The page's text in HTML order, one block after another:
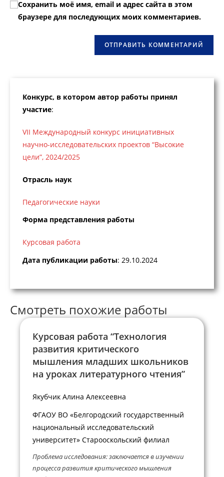
прокомментировать
веб-
сайта
Сохранить моё имя, email и адрес сайта в этом
браузере для последующих моих комментариев.
Конкурс, в котором автор работы принял
участие:
VII Международный конкурс инициативных
научно-исследовательских проектов “Высокие
цели”, 2024/2025
Отрасль наук
Педагогические науки
Форма представления работы
Курсовая работа
Дата публикации работы: 29.10.2024
Смотреть похожие работы
Курсовая работа “Технология
развития критического
мышления младших школьников
на уроках литературного чтения”
Якубчик Алина Алексеевна
ФГАОУ ВО «Белгородский государственный
национальный исследовательский
университет» Старооскольский филиал
Проблема исследования: заключается в изучении
процесса развития критического мышления